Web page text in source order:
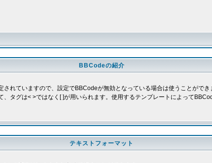
BBCodeの紹介
れていますので、設定でBBCodeが無効となっている場合は使うことがで
タグは< >ではなく[ ]が用いられます。使用するテンプレートによって
テキストフォーマット